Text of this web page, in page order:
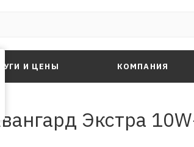
И ЦЕНЫ КОМПАНИЯ
Экстра